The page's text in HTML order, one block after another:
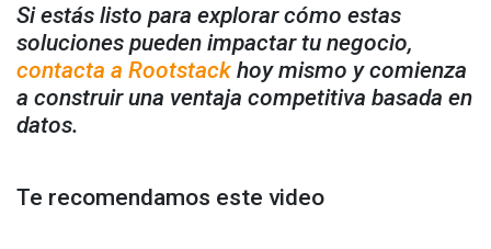
Si estás listo para explorar cómo estas
soluciones pueden impactar tu negocio,
contacta a Rootstack hoy mismo y comienza
a construir una ventaja competitiva basada en
datos.
Te recomendamos este video